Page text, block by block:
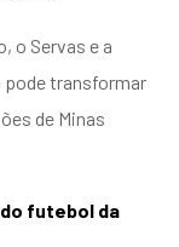
o Servas e a
pode transformar
de Minas
futebol da